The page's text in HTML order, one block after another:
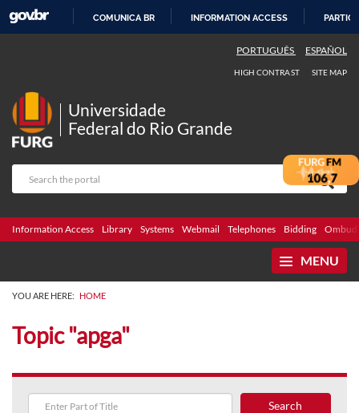
COMUNICA BR INFORMATION ACCESS
PORTUGUÊS ESPAÑOL
HIGH CONTRAST SITE MAP
Universidade
Federal do Rio Grande
Information Access Library Systems Webmail Telephones Bidding
MENU
YOU ARE HERE: HOME
Topic "apga"
Search